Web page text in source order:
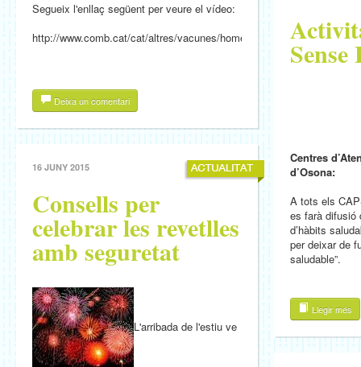
Segueix l'enllaç següent per veure el vídeo:
http://www.comb.cat/cat/altres/vacunes/home.htm
Deixa un comentari
16 JUNY 2015
Consells per
celebrar les revetlles
amb seguretat
L'arribada de l'estiu ve
Centres
d’Osona:
A tots els
es farà difusió
d’hàbits
per deixar de
saludable”.
Llegir més